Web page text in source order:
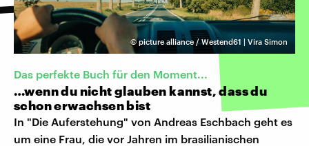
©picture alliance / Westend61 | Vira Simon
Das perfekte Buch für den Moment...
…wenn du nicht glauben kannst, dass du
schon erwachsen bist
In "Die Auferstehung" von Andreas Eschbach geht es
um eine Frau, die vor Jahren im brasilianischen